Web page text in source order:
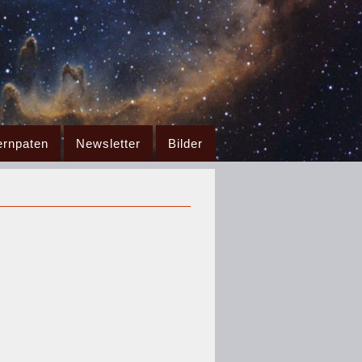
Newsletter Bilder